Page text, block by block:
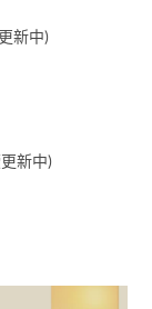
新中)
新中)